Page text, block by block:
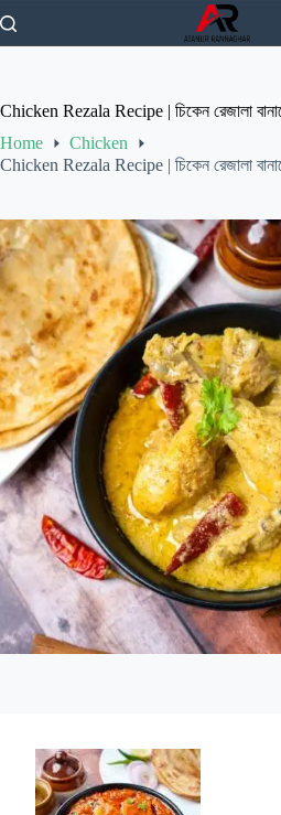
to
content
Chicken Rezala Recipe | চিকেন রেজালা
Home
Chicken
Chicken Rezala Recipe | চিকেন রেজালা